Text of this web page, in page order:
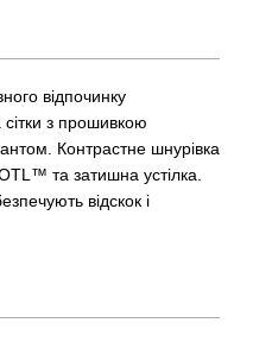
відпочинку
сітки з прошивкою
Контрастне шнурівка
та затишна устілка.
відскок і